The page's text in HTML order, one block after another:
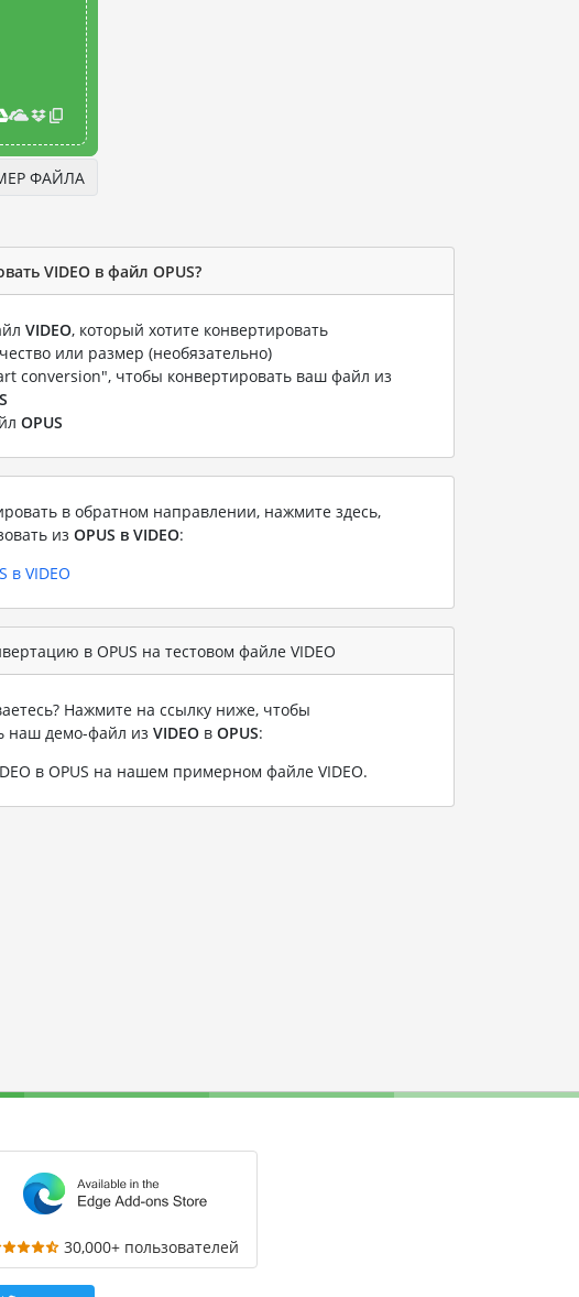
ФАЙЛА
VIDEO в файл OPUS?
VIDEO, который хотите конвертировать
или размер (необязательно)
conversion", чтобы конвертировать ваш файл из
OPUS
в обратном направлении, нажмите здесь,
из OPUS в VIDEO:
в VIDEO
в OPUS на тестовом файле VIDEO
Нажмите на ссылку ниже, чтобы
наш демо-файл из VIDEO в OPUS:
в OPUS на нашем примерном файле VIDEO.
30,000+ пользователей